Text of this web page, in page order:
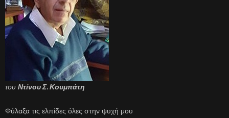
του Ντίνου Σ. Κουμπάτη
Φύλαξα τις ελπίδες όλες στην ψυχή μου